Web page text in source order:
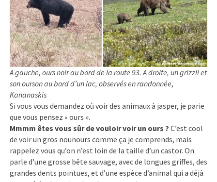
A gauche, ours noir au bord de la route 93. A droite, un grizzli et
son ourson au bord d’un lac, observés en randonnée,
Kananaskis
Si vous vous demandez où voir des animaux à jasper, je parie
que vous pensez « ours ».
Mmmm êtes vous sûr de vouloir voir un ours ? C’est cool
de voir un gros nounours comme ça je comprends, mais
rappelez vous qu’on n’est loin de la taille d’un castor. On
parle d’une grosse bête sauvage, avec de longues griffes, des
grandes dents pointues, et d’une espèce d’animal qui a déjà